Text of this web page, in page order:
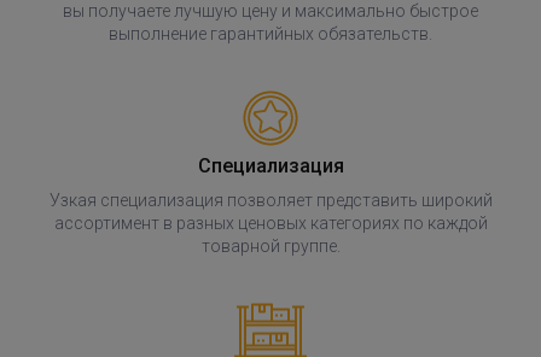
вы получаете лучшую цену и максимально быстрое
выполнение гарантийных обязательств.
Специализация
Узкая специализация позволяет представить широкий
ассортимент в разных ценовых категориях по каждой
товарной группе.